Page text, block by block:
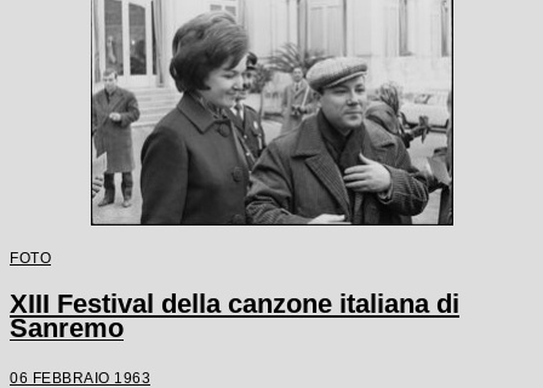
FOTO
XIII Festival della canzone italiana di
Sanremo
06 FEBBRAIO 1963